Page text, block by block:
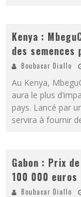
Kenya :
des
Boubacar Diallo
Au Kenya,
aura le plus
pays. Lancé par
servira à fournir
Gabon : Prix
100 000 euros
Boubacar Diallo